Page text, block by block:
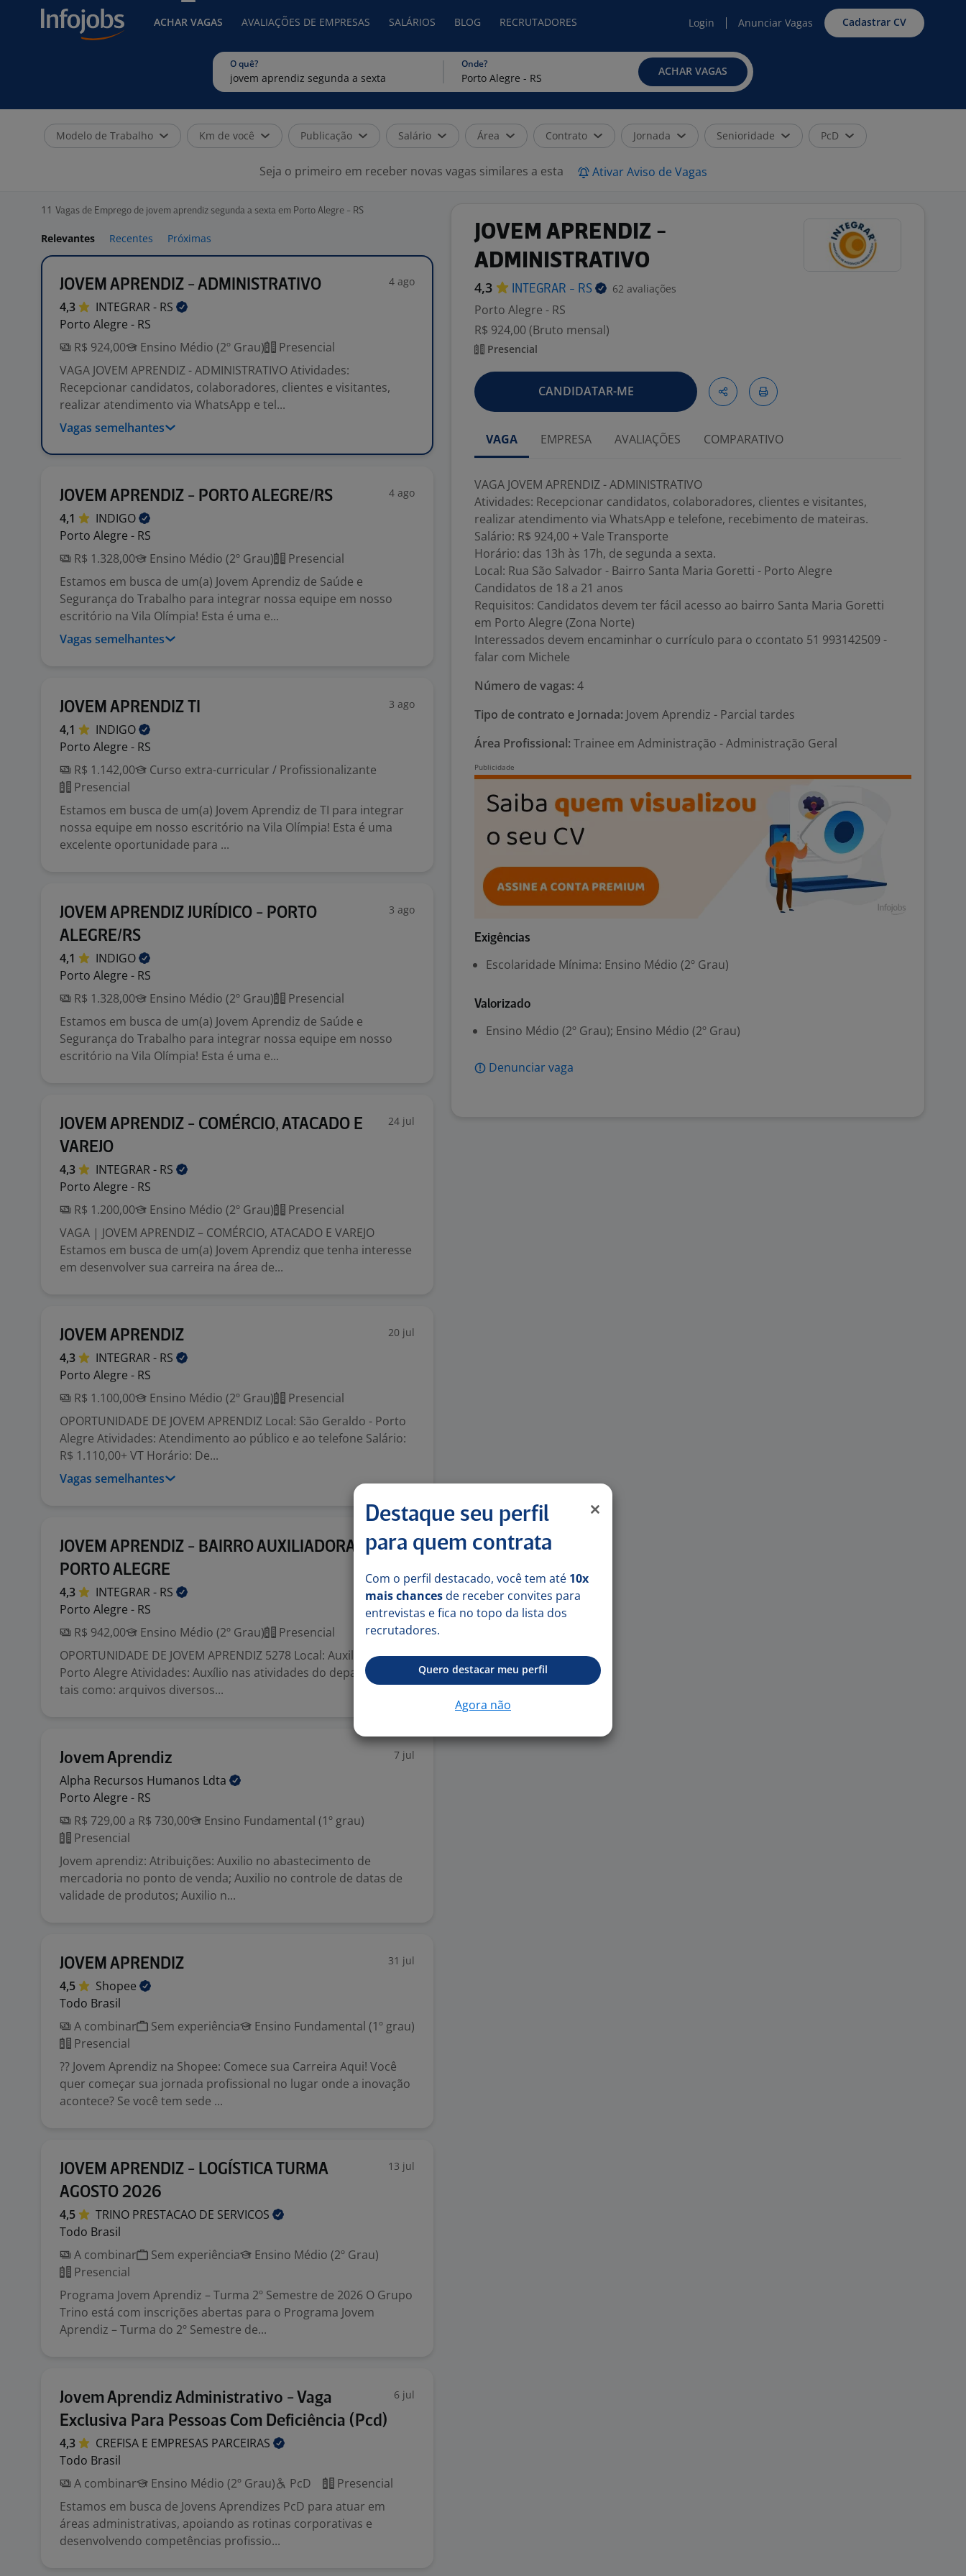
ACHAR VAGAS AVALIAÇÕES DE EMPRESAS SALÁRIOS BLOG RECRUTADORES Login Anunciar Vagas Cadastrar CV
O quê? Onde?
ACHAR VAGAS
Modelo de Trabalho Km de você Publicação Salário Área Contrato Jornada Senioridade PcD
Seja o primeiro em receber novas vagas similares a esta Ativar Aviso de Vagas
11 Vagas de Emprego de jovem aprendiz segunda a sexta em Porto Alegre - RS
Relevantes Recentes Próximas
JOVEM APRENDIZ - ADMINISTRATIVO 4 ago
4,3 INTEGRAR - RS
Porto Alegre - RS
R$ 924,00
Ensino Médio (2º Grau)
Presencial
VAGA JOVEM APRENDIZ - ADMINISTRATIVO Atividades:
Recepcionar candidatos, colaboradores, clientes e visitantes,
realizar atendimento via WhatsApp e tel...
Vagas semelhantes
JOVEM APRENDIZ - PORTO ALEGRE/RS 4 ago
4,1
INDIGO
Porto Alegre - RS
R$ 1.328,00
Ensino Médio (2º Grau)
Presencial
Estamos em busca de um(a) Jovem Aprendiz de Saúde e
Segurança do Trabalho para integrar nossa equipe em nosso
escritório na Vila Olímpia! Esta é uma e...
Vagas semelhantes
JOVEM APRENDIZ TI 3 ago
4,1
INDIGO
Porto Alegre - RS
R$ 1.142,00
Curso extra-curricular / Profissionalizante
Presencial
Estamos em busca de um(a) Jovem Aprendiz de TI para integrar
nossa equipe em nosso escritório na Vila Olímpia! Esta é uma
excelente oportunidade para ...
JOVEM APRENDIZ JURÍDICO - PORTO
ALEGRE/RS
3 ago
4,1
INDIGO
Porto Alegre - RS
R$ 1.328,00
Ensino Médio (2º Grau)
Presencial
Estamos em busca de um(a) Jovem Aprendiz de Saúde e
Segurança do Trabalho para integrar nossa equipe em nosso
escritório na Vila Olímpia! Esta é uma e...
JOVEM APRENDIZ - COMÉRCIO, ATACADO E
VAREJO
24 jul
4,3 INTEGRAR - RS
Porto Alegre - RS
R$ 1.200,00
Ensino Médio (2º Grau)
Presencial
VAGA | JOVEM APRENDIZ – COMÉRCIO, ATACADO E VAREJO
Estamos em busca de um(a) Jovem Aprendiz que tenha interesse
em desenvolver sua carreira na área de...
JOVEM APRENDIZ 20 jul
4,3 INTEGRAR - RS
Porto Alegre - RS
R$ 1.100,00
Ensino Médio (2º Grau)
Presencial
OPORTUNIDADE DE JOVEM APRENDIZ Local: São Geraldo - Porto
Alegre Atividades: Atendimento ao público e ao telefone Salário:
R$ 1.110,00+ VT Horário: De...
Vagas semelhantes
JOVEM APRENDIZ - BAIRRO AUXILIADORA EM
PORTO ALEGRE
3 jul
4,3 INTEGRAR - RS
Porto Alegre - RS
R$ 942,00
Ensino Médio (2º Grau)
Presencial
OPORTUNIDADE DE JOVEM APRENDIZ 5278 Local: Auxiliadora -
Porto Alegre Atividades: Auxílio nas atividades do departamento,
tais como: arquivos diversos...
Jovem Aprendiz 7 jul
Alpha Recursos Humanos Ldta
Porto Alegre - RS
R$ 729,00 a R$ 730,00
Ensino Fundamental (1º grau)
Presencial
Jovem aprendiz: Atribuições: Auxilio no abastecimento de
mercadoria no ponto de venda; Auxilio no controle de datas de
validade de produtos; Auxilio n...
JOVEM APRENDIZ 31 jul
4,5
Shopee
Todo Brasil
A combinar
Sem experiência
Ensino Fundamental (1º grau)
Presencial
?? Jovem Aprendiz na Shopee: Comece sua Carreira Aqui! Você
quer começar sua jornada profissional no lugar onde a inovação
acontece? Se você tem sede ...
JOVEM APRENDIZ - LOGÍSTICA TURMA
AGOSTO 2026
13 jul
4,5 TRINO PRESTACAO DE SERVICOS
Todo Brasil
A combinar
Sem experiência
Ensino Médio (2º Grau)
Presencial
Programa Jovem Aprendiz – Turma 2º Semestre de 2026 O Grupo
Trino está com inscrições abertas para o Programa Jovem
Aprendiz – Turma do 2º Semestre de...
Jovem Aprendiz Administrativo - Vaga
Exclusiva Para Pessoas Com Deficiência (Pcd)
6 jul
4,3 CREFISA E EMPRESAS PARCEIRAS
Todo Brasil
A combinar
Ensino Médio (2º Grau) PcD
Presencial
Estamos em busca de Jovens Aprendizes PcD para atuar em
áreas administrativas, apoiando as rotinas corporativas e
desenvolvendo competências profissio...
JOVEM APRENDIZ -
ADMINISTRATIVO
4,3 INTEGRAR - RS 62 avaliações
Porto Alegre - RS
R$ 924,00 (Bruto mensal)
Presencial
CANDIDATAR-ME
VAGA EMPRESA AVALIAÇÕES COMPARATIVO
VAGA JOVEM APRENDIZ - ADMINISTRATIVO
Atividades: Recepcionar candidatos, colaboradores, clientes e visitantes,
realizar atendimento via WhatsApp e telefone, recebimento de mateiras.
Salário: R$ 924,00 + Vale Transporte
Horário: das 13h às 17h, de segunda a sexta.
Local: Rua São Salvador - Bairro Santa Maria Goretti - Porto Alegre
Candidatos de 18 a 21 anos
Requisitos: Candidatos devem ter fácil acesso ao bairro Santa Maria Goretti
em Porto Alegre (Zona Norte)
Interessados devem encaminhar o currículo para o ccontato 51 993142509 -
falar com Michele
Número de vagas: 4
Tipo de contrato e Jornada: Jovem Aprendiz - Parcial tardes
Área Profissional: Trainee em Administração - Administração Geral
Exigências
Escolaridade Mínima: Ensino Médio (2º Grau)
Valorizado
Ensino Médio (2º Grau); Ensino Médio (2º Grau)
Denunciar vaga
Destaque seu perfil
para quem contrata
Com o perfil destacado, você tem até 10x
mais chances de receber convites para
entrevistas e fica no topo da lista dos
recrutadores.
Quero destacar meu perfil
Agora não